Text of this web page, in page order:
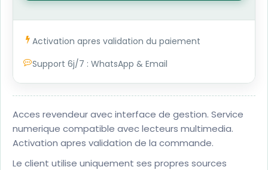
Activation apres validation du paiement
Support 6j/7 : WhatsApp & Email
Acces revendeur avec interface de gestion. Service
numerique compatible avec lecteurs multimedia.
Activation apres validation de la commande.
Le client utilise uniquement ses propres sources